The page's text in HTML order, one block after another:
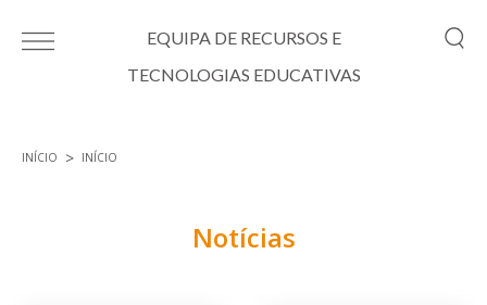
EQUIPA DE RECURSOS E
TECNOLOGIAS EDUCATIVAS
INÍCIO INÍCIO
Notícias